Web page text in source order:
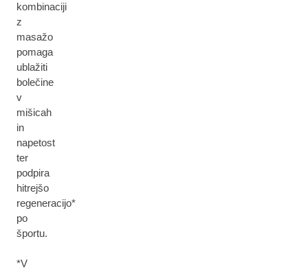
kombinaciji
z
masažo
pomaga
ublažiti
bolečine
v
mišicah
in
napetost
ter
podpira
hitrejšo
regeneracijo*
po
športu.
*V